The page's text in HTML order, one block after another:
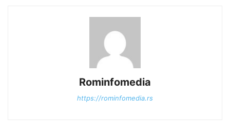
Rominfomedia
https://rominfomedia.rs